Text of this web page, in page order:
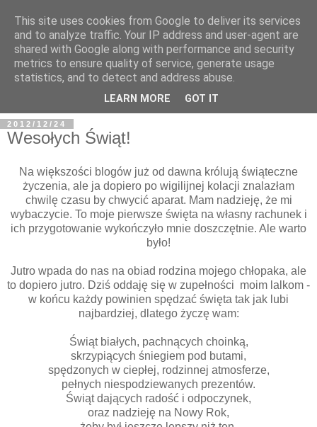
BFashions
2012/12/24
Wesołych Świąt!
Na większości blogów już od dawna królują świąteczne
życzenia, ale ja dopiero po wigilijnej kolacji znalazłam
chwilę czasu by chwycić aparat. Mam nadzieję, że mi
wybaczycie. To moje pierwsze święta na własny rachunek i
ich przygotowanie wykończyło mnie doszczętnie. Ale warto
było!
Jutro wpada do nas na obiad rodzina mojego chłopaka, ale
to dopiero jutro. Dziś oddaję się w zupełności moim lalkom -
w końcu każdy powinien spędzać święta tak jak lubi
najbardziej, dlatego życzę wam:
Świąt białych, pachnących choinką,
skrzypiących śniegiem pod butami,
spędzonych w ciepłej, rodzinnej atmosferze,
pełnych niespodziewanych prezentów.
Świąt dających radość i odpoczynek,
oraz nadzieję na Nowy Rok,
This site uses cookies from Google to deliver its services
and to analyze traffic. Your IP address and user-agent are
shared with Google along with performance and security
metrics to ensure quality of service, generate usage
statistics, and to detect and address abuse.
LEARN MORE GOT IT